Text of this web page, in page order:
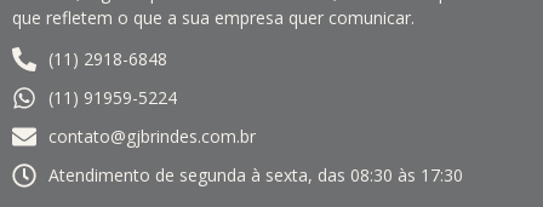
que refletem o que a sua empresa quer comunicar.
(11) 2918-6848
(11) 91959-5224
contato@gjbrindes.com.br
Atendimento de segunda à sexta, das 08:30 às 17:30